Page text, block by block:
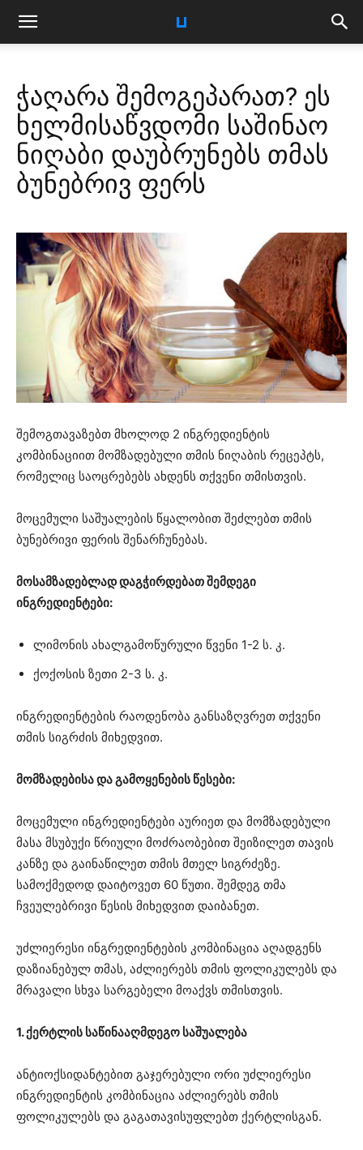
ჭაღარა შემოგეპარათ? ეს
ხელმისაწვდომი საშინაო
ნიღაბი დაუბრუნებს თმას
ბუნებრივ ფერს
შემოგთავაზებთ მხოლოდ 2 ინგრედიენტის
კომბინაციით მომზადებული თმის ნიღაბის რეცეპტს,
რომელიც საოცრებებს ახდენს თქვენი თმისთვის.
მოცემული საშუალების წყალობით შეძლებთ თმის
ბუნებრივი ფერის შენარჩუნებას.
მოსამზადებლად დაგჭირდებათ შემდეგი
ინგრედიენტები:
ლიმონის ახალგამოწურული წვენი 1-2 ს. კ.
ქოქოსის ზეთი 2-3 ს. კ.
ინგრედიენტების რაოდენობა განსაზღვრეთ თქვენი
თმის სიგრძის მიხედვით.
მომზადებისა და გამოყენების წესები:
მოცემული ინგრედიენტები აურიეთ და მომზადებული
მასა მსუბუქი წრიული მოძრაობებით შეიზილეთ თავის
კანზე და გაინაწილეთ თმის მთელ სიგრძეზე.
სამოქმედოდ დაიტოვეთ 60 წუთი. შემდეგ თმა
ჩვეულებრივი წესის მიხედვით დაიბანეთ.
უძლიერესი ინგრედიენტების კომბინაცია აღადგენს
დაზიანებულ თმას, აძლიერებს თმის ფოლიკულებს და
მრავალი სხვა სარგებელი მოაქვს თმისთვის.
1. ქერტლის საწინააღმდეგო საშუალება
ანტიოქსიდანტებით გაჯერებული ორი უძლიერესი
ინგრედიენტის კომბინაცია აძლიერებს თმის
ფოლიკულებს და გაგათავისუფლებთ ქერტლისგან.